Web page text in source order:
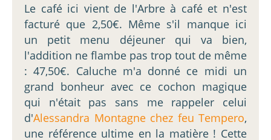
Le café ici vient de l'Arbre à café et n'est
facturé que 2,50€. Même s'il manque ici
un petit menu déjeuner qui va bien,
l'addition ne flambe pas trop tout de même
: 47,50€. Caluche m'a donné ce midi un
grand bonheur avec ce cochon magique
qui n'était pas sans me rappeler celui
d'Alessandra Montagne chez feu Tempero,
une référence ultime en la matière ! Cette